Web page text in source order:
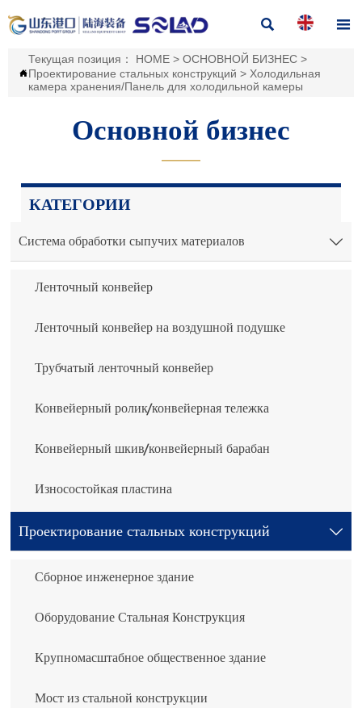
 

Текущая позиция： HOME> ОСНОВНОЙ БИЗНЕС>
Проектирование стальных конструкций > Холодильная
камера хранения/Панель для холодильной камеры
Основной бизнес
———
КАТЕГОРИИ
Система обработки сыпучих материалов 
Ленточный конвейер
Ленточный конвейер на воздушной подушке
Трубчатый ленточный конвейер
Конвейерный ролик/конвейерная тележка
Конвейерный шкив/конвейерный барабан
Износостойкая пластина
Проектирование стальных конструкций 
Сборное инженерное здание
Оборудование Стальная Конструкция
Крупномасштабное общественное здание
Мост из стальной конструкции